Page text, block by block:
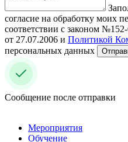
согласие на обработку моих
соответствии с законом
от 27.07.2006 и Политикой
персональных данных
Сообщение после отправки
Мероприятия
Обучение